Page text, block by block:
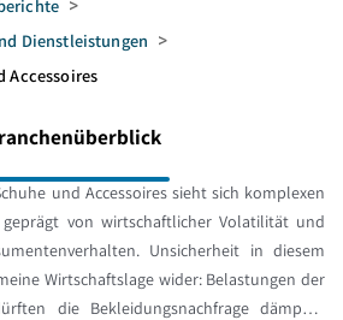
>
Dienstleistungen >
Accessoires
und Accessoires sieht sich komplexen
geprägt von wirtschaftlicher Volatilität und
Unsicherheit in diesem
Wirtschaftslage wider: Belastungen der
die Bekleidungsnachfrage dämpfen